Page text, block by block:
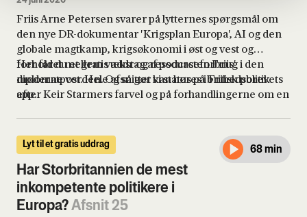
Friis Arne Petersen svarer på lytternes spørgsmål om
den nye DR-dokumentar 'Krigsplan Europa', AI og den
globale magtkamp, krigsøkonomi i øst og vest og
forholdet mellem vækst og ressourceforbrug i den
moderne verden. Og så gør vi status på britisk politik
efter Keir Starmers farvel og på forhandlingerne om en
den, Barack Obama sammen med en række lande
indgik i 2015, og som Trump har kritiseret i skarpe
vendinger.
Her får du et gratis uddrag af podcasten Friis'
diplomatpost. Hele afsnittet kan høres i Frihedsbrevets
app.
Lyt til et gratis uddrag
Har Storbritannien de mest
inkompetente politikere i
Europa?Afsnit 25
68 min